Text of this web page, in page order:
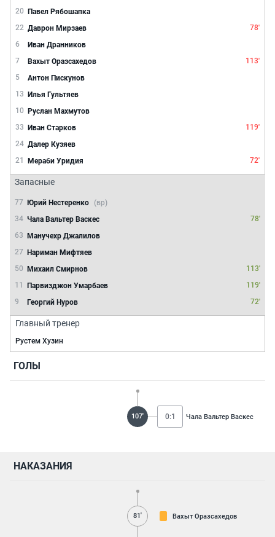
20 Павел Рябошапка
22 Даврон Мирзаев
78'
6
Иван Дранников
7
Вахыт Оразсахедов
113'
5
Антон Пискунов
13 Илья Гультяев
10 Руслан Махмутов
33 Иван Старков
119'
24 Далер Кузяев
21
Мераби Уридия 72'
Запасные
77 Юрий Нестеренко
(вр)
34 Чала Вальтер Васкес
78'
63 Манучехр Джалилов
27 Нариман Мифтяев
50 Михаил Смирнов
113'
11
Парвизджон Умарбаев
119'
9
Георгий Нуров 72'
Главный тренер
Рустем Хузин
ГОЛЫ
107' 0:1 Чала Вальтер Васкес
НАКАЗАНИЯ
81' Вахыт Оразсахедов